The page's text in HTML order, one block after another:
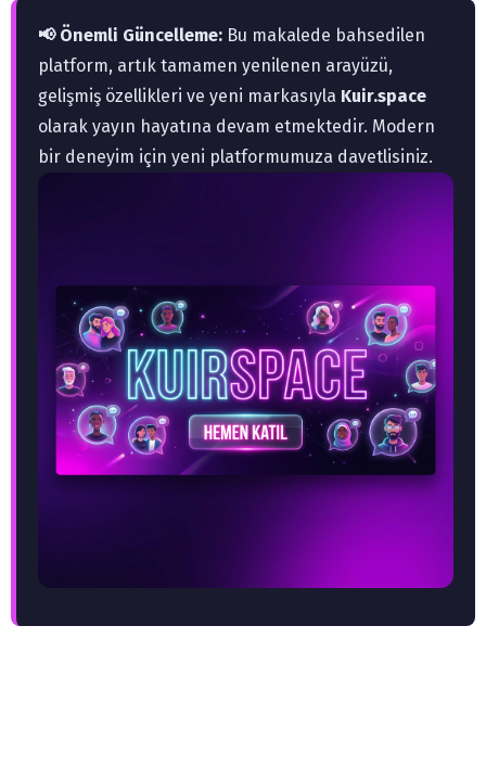
📢 Önemli Güncelleme: Bu makalede bahsedilen
platform, artık tamamen yenilenen arayüzü,
gelişmiş özellikleri ve yeni markasıyla Kuir.space
olarak yayın hayatına devam etmektedir. Modern
bir deneyim için yeni platformumuza davetlisiniz.